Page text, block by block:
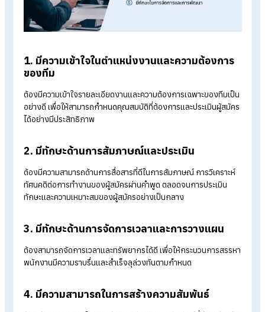
ทำงานร่วมกับทีมทรัพยากรบุคคลในการดำเนินการด้านเอกสารกา
จ้างงาน การตรวจสอบภูมิหลัง และการจัดเตรียมการเริ่มงาน
8. ติดตามผลและประเมินผลพนักงาน
ตรวจสอบและประเมินผลความก้าวหน้าของพนักงานใหม่หลังจากเ
งาน เพื่อให้แน่ใจว่าสามารถปรับตัวได้ดีและสอดคล้องกับความคาด
หวัง
Hiring manager ที่ดีควรมีลักษณะอย่าง
Hiring manager ที่ดีควรมีคุณลักษณะดังนี้